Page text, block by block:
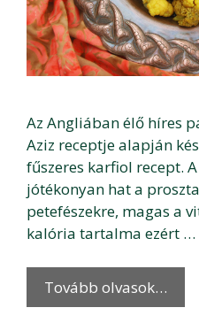
Az Angliában élő híres
Aziz receptje alapján
fűszeres karfiol recept.
jótékonyan hat a
petefészekre, magas a
kalória tartalma ezért …
Tovább olvasok…